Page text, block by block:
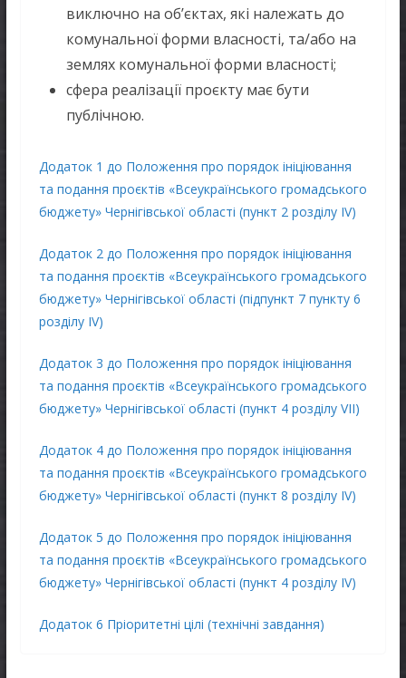
виключно на об’єктах, які належать до
комунальної форми власності, та/або на
землях комунальної форми власності;
сфера реалізації проєкту має бути
публічною.
Додаток 1 до Положення про порядок ініціювання
та подання проєктів «Всеукраїнського громадського
бюджету» Чернігівської області (пункт 2 розділу ІV)
Додаток 2 до Положення про порядок ініціювання
та подання проєктів «Всеукраїнського громадського
бюджету» Чернігівської області (підпункт 7 пункту 6
розділу ІV)
Додаток 3 до Положення про порядок ініціювання
та подання проєктів «Всеукраїнського громадського
бюджету» Чернігівської області (пункт 4 розділу VII)
Додаток 4 до Положення про порядок ініціювання
та подання проєктів «Всеукраїнського громадського
бюджету» Чернігівської області (пункт 8 розділу IV)
Додаток 5 до Положення про порядок ініціювання
та подання проєктів «Всеукраїнського громадського
бюджету» Чернігівської області (пункт 4 розділу IV)
Додаток 6 Пріоритетні цілі (технічні завдання)